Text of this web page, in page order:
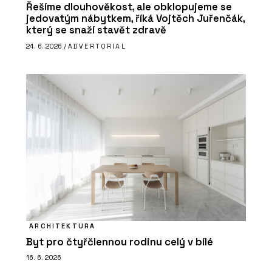
Řešíme dlouhověkost, ale obklopujeme se
jedovatým nábytkem, říká Vojtěch Juřenčák,
který se snaží stavět zdravě
24. 6. 2026 / ADVERTORIAL
ARCHITEKTURA
Byt pro čtyřčlennou rodinu celý v bílé
16. 6. 2026